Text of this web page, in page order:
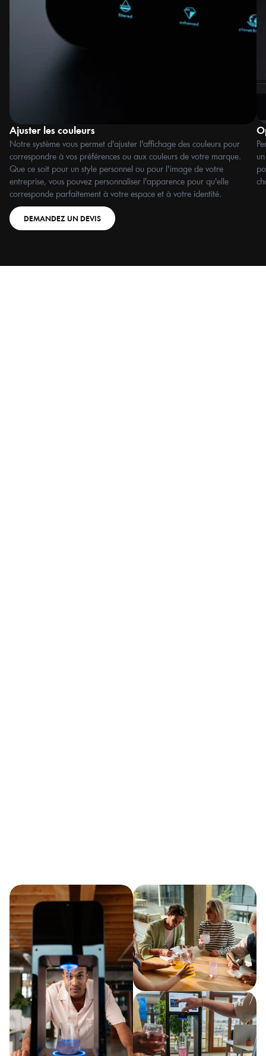
DEMANDEZ UN DEVIS
Ajuster les couleurs
Notre système vous permet d'ajuster l'affichage des couleurs pour
correspondre à vos préférences ou aux couleurs de votre marque.
Que ce soit pour un style personnel ou pour l'image de votre
entreprise, vous pouvez personnaliser l'apparence pour qu'elle
corresponde parfaitement à votre espace et à votre identité.